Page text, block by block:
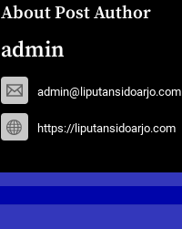
About Post Author
admin
admin@liputansidoarjo.com
https://liputansidoarjo.com